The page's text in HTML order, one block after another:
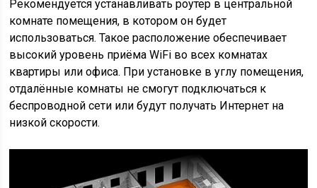
Рекомендуется устанавливать роутер в центральной
комнате помещения, в котором он будет
использоваться. Такое расположение обеспечивает
высокий уровень приёма WiFi во всех комнатах
квартиры или офиса. При установке в углу помещения,
отдалённые комнаты не смогут подключаться к
беспроводной сети или будут получать Интернет на
низкой скорости.